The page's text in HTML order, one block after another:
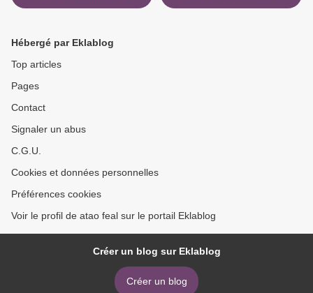
Ploërmel
Hébergé par Eklablog
Top articles
Pages
Contact
Signaler un abus
C.G.U.
Cookies et données personnelles
Préférences cookies
Voir le profil de atao feal sur le portail Eklablog
Créer un blog sur Eklablog
Créer un blog